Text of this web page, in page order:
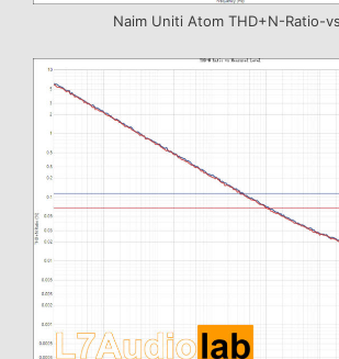
Naim Uniti Atom THD+N-Ratio-